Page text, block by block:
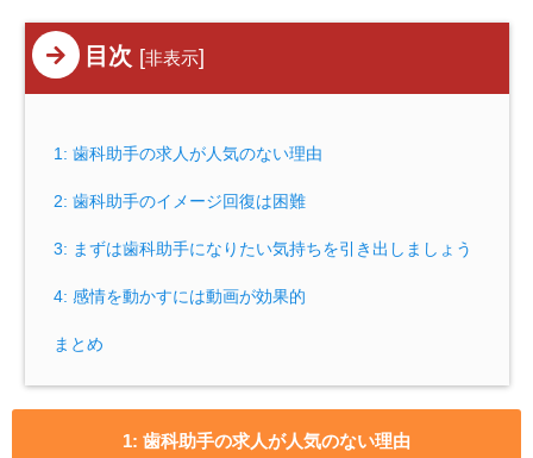
目次 [非表示]
1: 歯科助手の求人が人気のない理由
2: 歯科助手のイメージ回復は困難
3: まずは歯科助手になりたい気持ちを引き出しましょう
4: 感情を動かすには動画が効果的
まとめ
1: 歯科助手の求人が人気のない理由